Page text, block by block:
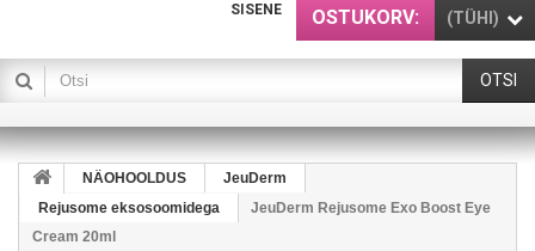
OSTUKORV: (TÜHI)
SISENE
OTSI
NÄOHOOLDUS
JeuDerm
Rejusome eksosoomidega
JeuDerm Rejusome Exo Boost Eye
Cream 20ml